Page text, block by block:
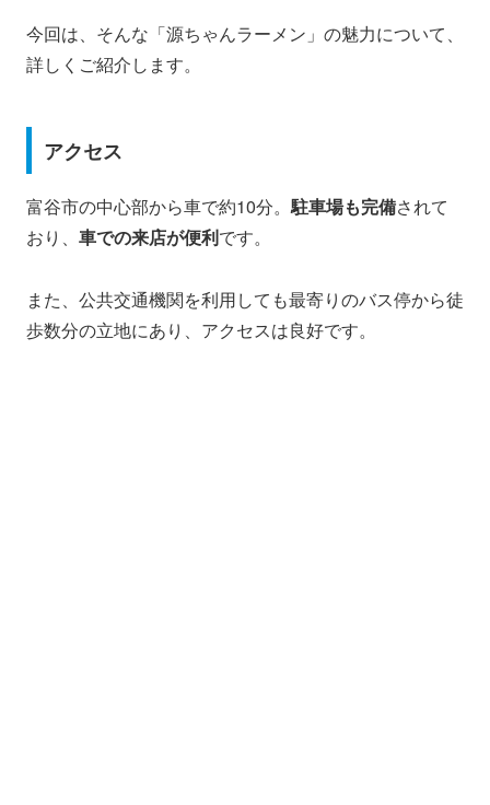
今回は、そんな「源ちゃんラーメン」の魅力について、
詳しくご紹介します。
アクセス
富谷市の中心部から車で約10分。駐車場も完備されて
おり、 車での来店が便利です。
また、公共交通機関を利用しても最寄りのバス停から徒
歩数分の立地にあり、アクセスは良好です。